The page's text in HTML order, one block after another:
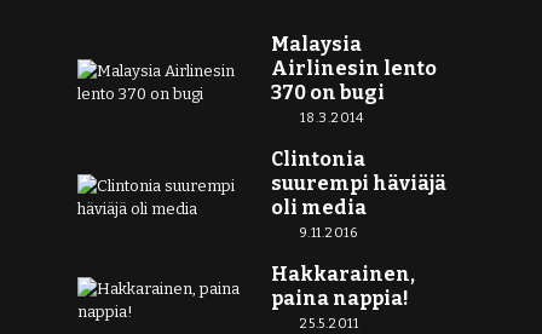
Malaysia
Airlinesin lento
370 on bugi
18.3.2014
Clintonia
suurempi häviäjä
oli media
9.11.2016
Hakkarainen,
paina nappia!
25.5.2011